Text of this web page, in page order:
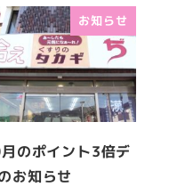
お知らせ
のポイント3倍デ
お知らせ